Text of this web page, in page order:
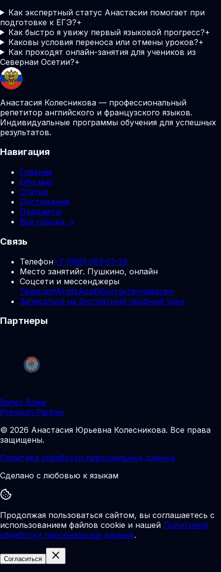
Как экспертный статус Анастасии помогает при
подготовке к ЕГЭ?+
Как быстро я увижу первый языковой прогресс?+
Каковы условия переноса или отмены уроков?+
Как проходят онлайн-занятия для учеников из
Севернаи Осетии?+
Анастасия Колесникова — профессиональный
репетитор английского и французского языков.
Индивидуальные программы обучения для успешных
результатов.
Навигация
Главная
Обо мне
Статьи
Достижения
Предметы
Все города →
Связь
Телефон+7 (985) 063-51-34
Место занятийг. Пушкино, онлайн
Соцсети и мессенджеры
TelegramWhatsAppВКонтактеInstagram
Записаться на бесплатный пробный урок
Партнеры
Велес Вояж
Premium Partner
© 2026 Анастасия Юрьевна Колесникова. Все права
защищены.
Политика обработки персональных данных
Сделано с любовью к языкам
Продолжая пользоваться сайтом, вы соглашаетесь с
использованием файлов cookie и нашей Политикой
обработки персональных данных.
Согласиться